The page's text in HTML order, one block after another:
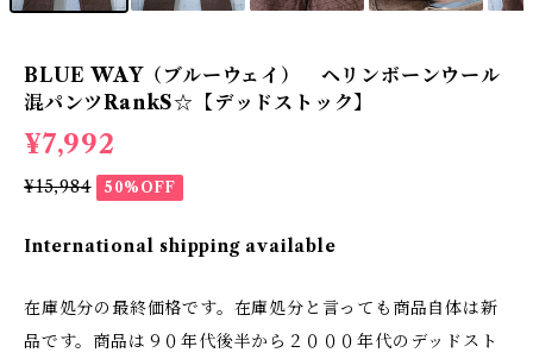
BLUE WAY（ブルーウェイ） ヘリンボーンウール
混パンツRankS☆【デッドストック】
¥7,992
¥15,984 50%OFF
International shipping available
在庫処分の最終価格です。在庫処分と言っても商品自体は新
品です。商品は９０年代後半から２０００年代のデッドスト